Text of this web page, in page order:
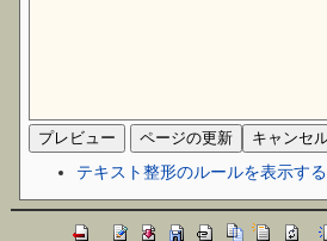
テキスト整形のルールを表示する